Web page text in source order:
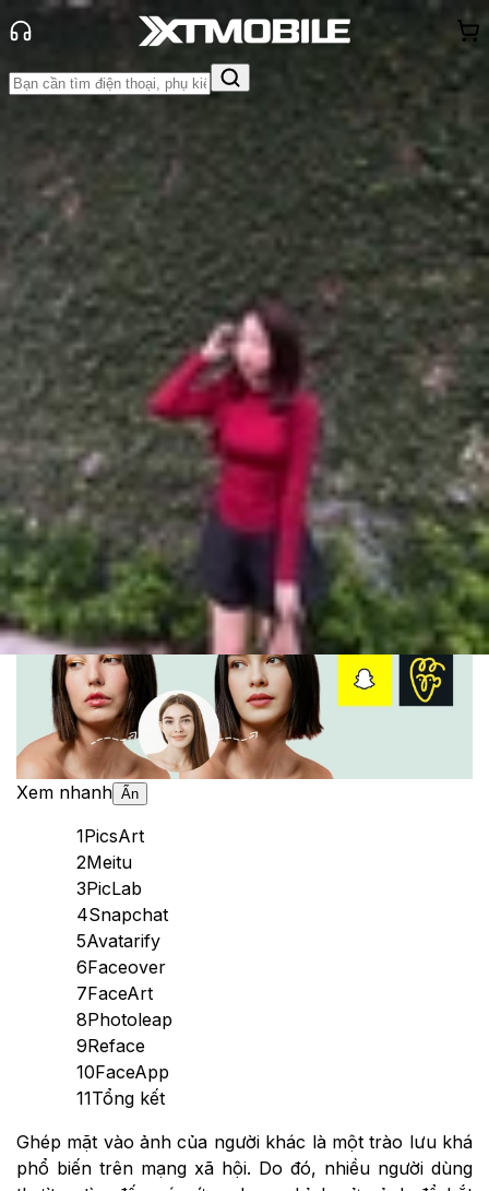
Tin tức
App - Game
Tin Mới
Đánh Giá - Trên Tay So Sánh Tư vấn
Khuyến
mãiThủ thuật Hỏi đáp App - Game Thông báo
Khách
hàng - Sự kiện
Tổng hợp app ghép mặt vào ảnh thú
vị và dễ dùng nhất hiện nay
Anh Thư
Ngày đăng:
09/09/2025
Cập nhật: 09/09/2025
Theo dõi XTMobile trên
Xem nhanh Ẩn
1PicsArt
2Meitu
3PicLab
4Snapchat
5Avatarify
6Faceover
7FaceArt
8Photoleap
9Reface
10FaceApp
11Tổng kết
Ghép mặt vào ảnh của người khác là một trào lưu khá
phổ biến trên mạng xã hội. Do đó, nhiều người dùng